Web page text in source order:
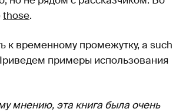
those.
к временному промежутку, а such
примеры использования
мнению, эта книга была очень